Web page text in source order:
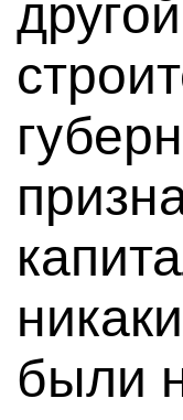
были